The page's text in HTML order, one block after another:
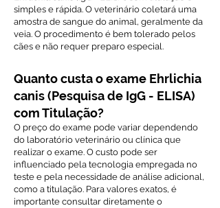
simples e rápida. O veterinário coletará uma
amostra de sangue do animal, geralmente da
veia. O procedimento é bem tolerado pelos
cães e não requer preparo especial.
Quanto custa o exame Ehrlichia
canis (Pesquisa de IgG - ELISA)
com Titulação?
O preço do exame pode variar dependendo
do laboratório veterinário ou clínica que
realizar o exame. O custo pode ser
influenciado pela tecnologia empregada no
teste e pela necessidade de análise adicional,
como a titulação. Para valores exatos, é
importante consultar diretamente o